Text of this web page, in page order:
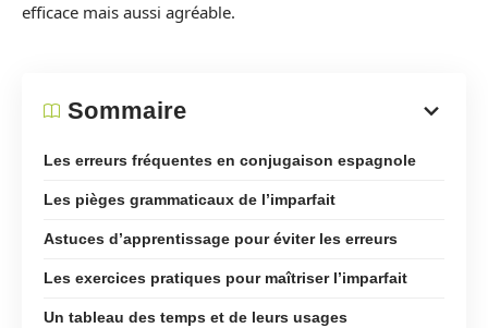
efficace mais aussi agréable.
Sommaire
Les erreurs fréquentes en conjugaison espagnole
Les pièges grammaticaux de l’imparfait
Astuces d’apprentissage pour éviter les erreurs
Les exercices pratiques pour maîtriser l’imparfait
Un tableau des temps et de leurs usages